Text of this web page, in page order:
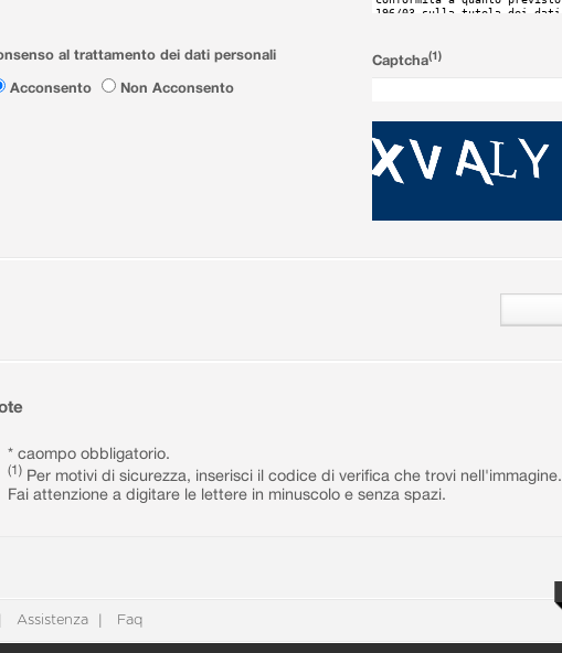
al trattamento dei dati personali
Acconsento
Non Acconsento
Captcha(1)
* caompo obbligatorio.
(1) Per motivi di sicurezza, inserisci il codice di verifica che trovi nell'immagine.
Fai attenzione a digitare le lettere in minuscolo e senza spazi.
Assistenza Faq